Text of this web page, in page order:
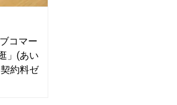
コマー
」(あい
約料ゼ